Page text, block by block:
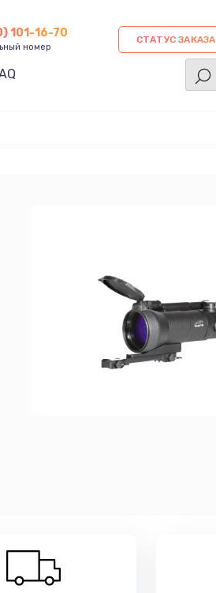
101-16-70
номер
СТАТУС ЗАКАЗА